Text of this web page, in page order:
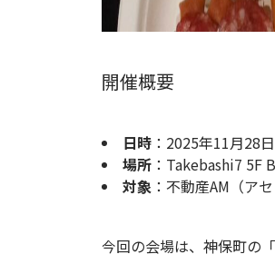
開催概要
日時 ：2025年11月28
場所 ：Takebashi7 5F
対象 ：不動産AM（ア
今回の会場は、神保町の